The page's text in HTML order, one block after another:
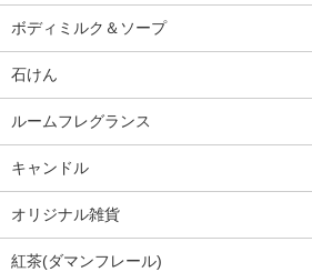
ボディミルク＆ソープ
石けん
ルームフレグランス
キャンドル
オリジナル雑貨
紅茶(ダマンフレール)